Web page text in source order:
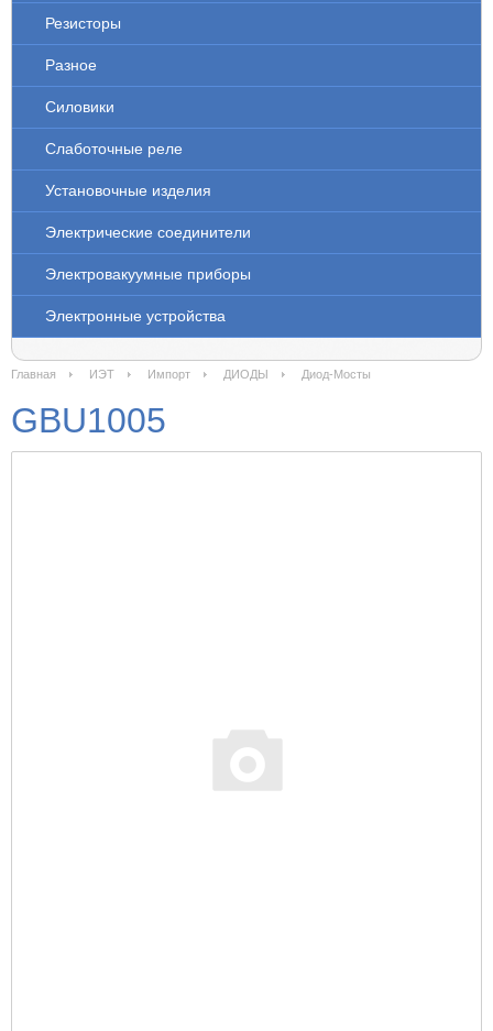
Резисторы
Разное
Силовики
Слаботочные реле
Установочные изделия
Электрические соединители
Электровакуумные приборы
Электронные устройства
Главная ИЭТ Импорт ДИОДЫ Диод-Мосты
GBU1005